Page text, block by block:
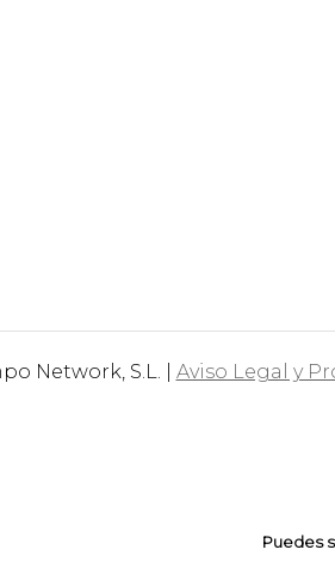
Network, S.L. | Aviso Legal y
Puedes